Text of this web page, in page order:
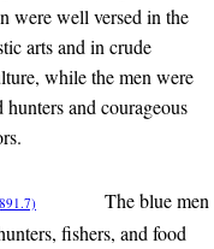
were well versed in the
arts and in crude
while the men were
hunters and courageous
The blue men
fishers, and food